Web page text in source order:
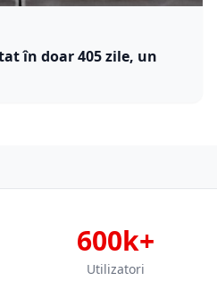
în doar 405 zile, un
600k+
Utilizatori